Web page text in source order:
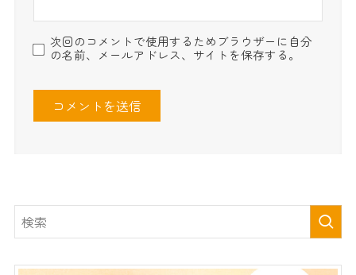
次回のコメントで使用するためブラウザーに自分
の名前、メールアドレス、サイトを保存する。